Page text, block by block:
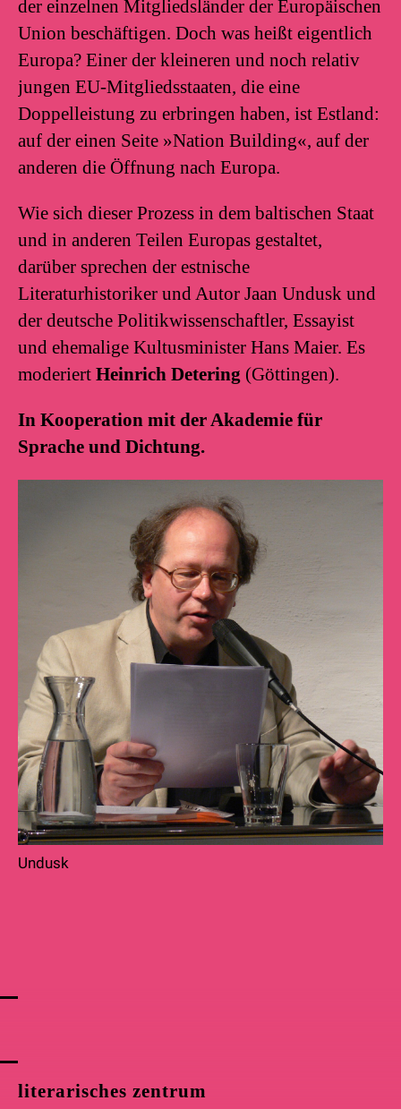
literarisches zentrum
der einzelnen Mitgliedsländer der Europäischen
Union beschäftigen. Doch was heißt eigentlich
Europa? Einer der kleineren und noch relativ
jungen EU-Mitgliedsstaaten, die eine
Doppelleistung zu erbringen haben, ist Estland:
auf der einen Seite »Nation Building«, auf der
anderen die Öffnung nach Europa.
Wie sich dieser Prozess in dem baltischen Staat
und in anderen Teilen Europas gestaltet,
darüber sprechen der estnische
Literaturhistoriker und Autor Jaan Undusk und
der deutsche Politikwissenschaftler, Essayist
und ehemalige Kultusminister Hans Maier. Es
moderiert Heinrich Detering (Göttingen).
In Kooperation mit der Akademie für
Sprache und Dichtung.
Undusk